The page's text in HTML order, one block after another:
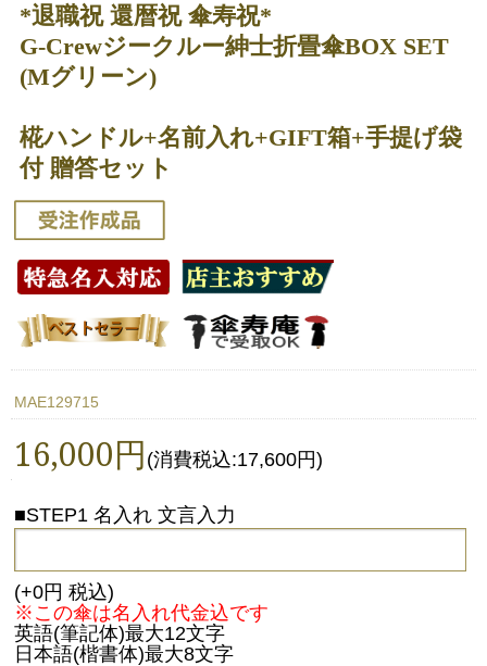
*退職祝 還暦祝 傘寿祝*
G-Crewジークルー紳士折畳傘BOX SET
(Mグリーン)
椛ハンドル+名前入れ+GIFT箱+手提げ袋
付 贈答セット
MAE129715
16,000円 (消費税込:17,600円)
■STEP1 名入れ 文言入力
(+0円 税込)
※この傘は名入れ代金込です
英語(筆記体)最大12文字
日本語(楷書体)最大8文字